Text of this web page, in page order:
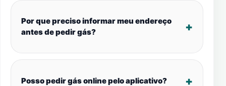
Por que preciso informar meu endereço
antes de pedir gás?
Posso pedir gás online pelo aplicativo?